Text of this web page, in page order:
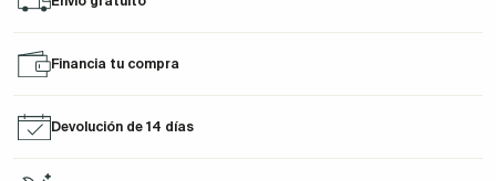
Financia tu compra
Devolución de 14 días